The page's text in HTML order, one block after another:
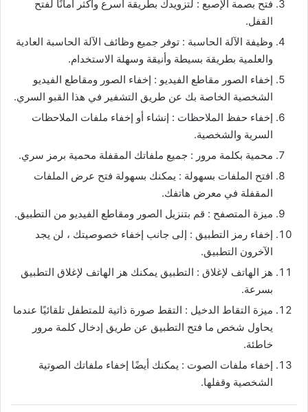
فتح بصمة الإصبع : لتزويدك بطريقة أسرع وأكثر أمانًا لفتح
القفل.
وظيفة الآلة الحاسبة : توفر جميع وظائف الآلة الحاسبة العادية
والعلمية بطريقة بسيطة وأنيقة وسهلة الاستخدام.
إخفاء الصور مقاطع الفيديو : إخفاء الصور ومقاطع الفيديو
الشخصية الخاصة بك عن طريق التشفير في هذا القبو السري.
إخفاء حفظ الملاحظات : إنشاء أو إخفاء ملفات الملاحظات
السرية والشخصية.
محمية بكلمة مرور : جميع ملفاتك المقفلة محمية برمز سري.
افتح الملفات بسهولة : يمكنك بسهولة فتح عرض الملفات
المقفلة في معرض هاتفك.
ميزة المتصفح : قم بتنزيل الصور ومقاطع الفيديو من التطبيق.
إخفاء رمز التطبيق : إلى جانب إخفاء خصوصيتك ، لن يجد
الآخرون التطبيق.
هز الهاتف لإغلاق : التطبيق يمكنك هز الهاتف لإغلاق التطبيق
بسرعة.
ميزة التقاط الدخيل : التقط صورة ذاتية للمتطفل تلقائيًا عندما
يحاول شخص ما فتح التطبيق عن طريق إدخال كلمة مرور
خاطئة.
إخفاء ملفات الصوت : يمكنك أيضًا إخفاء ملفاتك الصوتية
الشخصية وقفلها.